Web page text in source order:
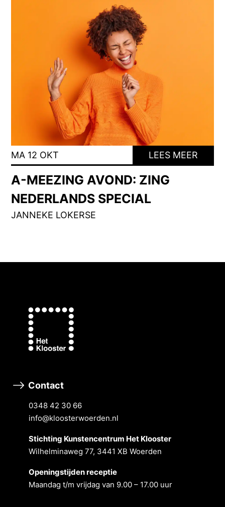
MA 12 OKT LEES MEER
A-MEEZING AVOND: ZING
NEDERLANDS SPECIAL
JANNEKE LOKERSE
Contact
0348 42 30 66
info@kloosterwoerden.nl
Stichting Kunstencentrum Het Klooster
Wilhelminaweg 77, 3441 XB Woerden
Openingstĳden receptie
Maandag t/m vrĳdag van 9.00 – 17.00 uur